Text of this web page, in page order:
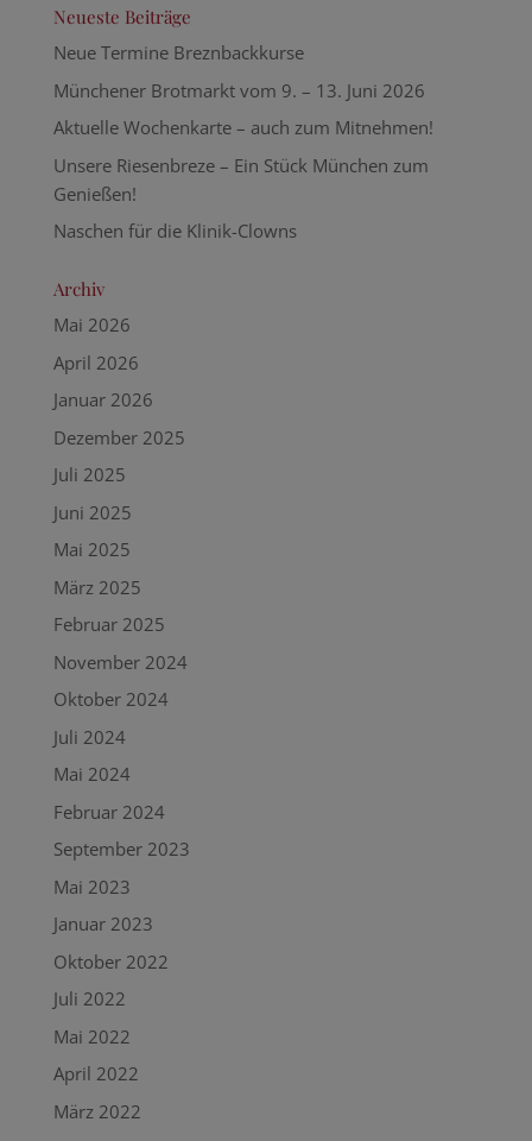
Neueste Beiträge
Neue Termine Breznbackkurse
Münchener Brotmarkt vom 9. – 13. Juni 2026
Aktuelle Wochenkarte – auch zum Mitnehmen!
Unsere Riesenbreze – Ein Stück München zum
Genießen!
Naschen für die Klinik-Clowns
Archiv
Mai 2026
April 2026
Januar 2026
Dezember 2025
Juli 2025
Juni 2025
Mai 2025
März 2025
Februar 2025
November 2024
Oktober 2024
Juli 2024
Mai 2024
Februar 2024
September 2023
Mai 2023
Januar 2023
Oktober 2022
Juli 2022
Mai 2022
April 2022
März 2022